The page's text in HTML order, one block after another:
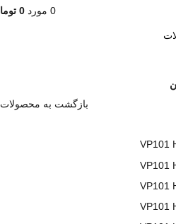
0 مورد 0
بازگشت به محصولات